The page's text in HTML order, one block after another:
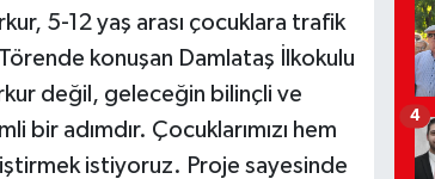
5-12 yaş arası çocuklara trafik
konuşan Damlataş İlkokulu
değil, geleceğin bilinçli ve
bir adımdır. Çocuklarımızı hem
istiyoruz. Proje sayesinde
4